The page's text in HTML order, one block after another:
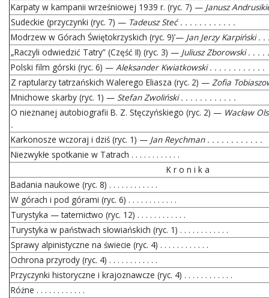
Karpaty w kampanii wrześniowej 1939 r. (ryc. 7) — Janusz
Sudeckie (przyczynki (ryc. 7) — Tadeusz Steć . . . . . . . . . . . .
Modrzew w Górach Świętokrzyskich (ryc. 9)’— Jan Jerzy Karpiński .
„Raczyli odwiedzić Tatry” (Część II) (ryc. 3) — Juliusz Zborowski . . . .
Polski film górski (ryc. 6) — Aleksander Kwiatkowski . . . . . . . . . . . .
Z raptularzy tatrzańskich Walerego Eliasza (ryc. 2) — Zofia
Mnichowe skarby (ryc. 1) — Stefan Zwoliński . . . . . . . . . . . .
O nieznanej autobiografii B. Z. Stęczyńskiego (ryc. 2) — Wacław
.
Karkonosze wczoraj i dziś (ryc. 1) — Jan Reychman . . . . . . . . . . . .
Niezwykłe spotkanie w Tatrach . . . . . . . . . . . .
K r o n i k a
Badania naukowe (ryc. 8) . . . . . . . . . . . .
W górach i pod górami (ryc. 6) . . . . . . . . . . . .
Turystyka — taternictwo (ryc. 12) . . . . . . . . . . . .
Turystyka w państwach słowiańskich (ryc. 1) . . . . . . . . . . . .
Sprawy alpinistyczne na świecie (ryc. 4) . . . . . . . . . . . .
Ochrona przyrody (ryc. 4) . . . . . . . . . . . .
Przyczynki historyczne i krajoznawcze (ryc. 4) . . . . . . . . . . . .
Różne . . . . . . . . . . . .